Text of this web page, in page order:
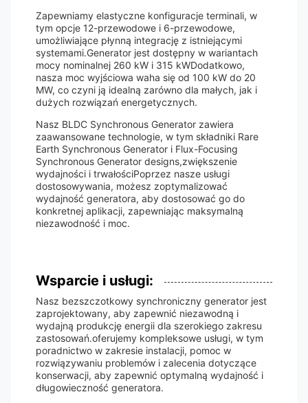
Zapewniamy elastyczne konfiguracje terminali, w
tym opcje 12-przewodowe i 6-przewodowe,
umożliwiające płynną integrację z istniejącymi
systemami.Generator jest dostępny w wariantach
mocy nominalnej 260 kW i 315 kWDodatkowo,
nasza moc wyjściowa waha się od 100 kW do 20
MW, co czyni ją idealną zarówno dla małych, jak i
dużych rozwiązań energetycznych.
Nasz BLDC Synchronous Generator zawiera
zaawansowane technologie, w tym składniki Rare
Earth Synchronous Generator i Flux-Focusing
Synchronous Generator designs,zwiększenie
wydajności i trwałościPoprzez nasze usługi
dostosowywania, możesz zoptymalizować
wydajność generatora, aby dostosować go do
konkretnej aplikacji, zapewniając maksymalną
niezawodność i moc.
Wsparcie i usługi:
Nasz bezszczotkowy synchroniczny generator jest
zaprojektowany, aby zapewnić niezawodną i
wydajną produkcję energii dla szerokiego zakresu
zastosowań.oferujemy kompleksowe usługi, w tym
poradnictwo w zakresie instalacji, pomoc w
rozwiązywaniu problemów i zalecenia dotyczące
konserwacji, aby zapewnić optymalną wydajność i
długowieczność generatora.